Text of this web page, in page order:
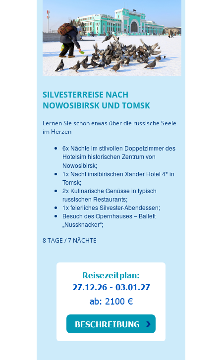
SILVESTERREISE NACH
NOWOSIBIRSK UND TOMSK
Lernen Sie schon etwas über die russische Seele
im Herzen
6x Nächte im stilvollen Doppelzimmer des
Hotelsim historischen Zentrum von
Nowosibirsk;
1x Nacht imsibirischen Xander Hotel 4* in
Tomsk;
2x Kulinarische Genüsse in typisch
russischen Restaurants;
1x feierliches Silvester-Abendessen;
Besuch des Opernhauses – Ballett
„Nussknacker“;
8 TAGE / 7 NÄCHTE
Reisezeitplan:
27.12.26 - 03.01.27
ab: 2100 €
BESCHREIBUNG